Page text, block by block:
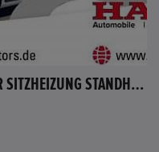
HONDA CR-V EXECUTIVE BC LEDER SITZHEIZUNG STANDHEIZUNG AHK